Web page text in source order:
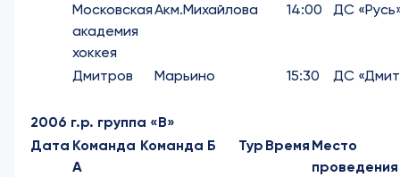
Московская
академия
хоккея
Акм.Михайлова 14:00 ДС
Дмитров Марьино 15:30 ДС
2006 г.р. группа «В»
Дата Команда
А
Команда Б Тур Время Место
проведения